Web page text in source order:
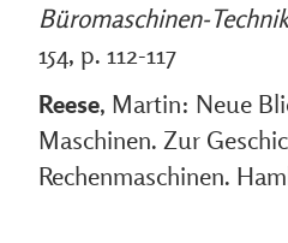
Büromaschinen-Technik
154, p. 112-117
Reese, Martin: Neue
Maschinen. Zur
Rechenmaschinen.